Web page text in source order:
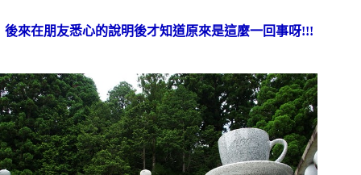
後來在朋友悉心的說明後才知道原來是這麼一回事呀!!!